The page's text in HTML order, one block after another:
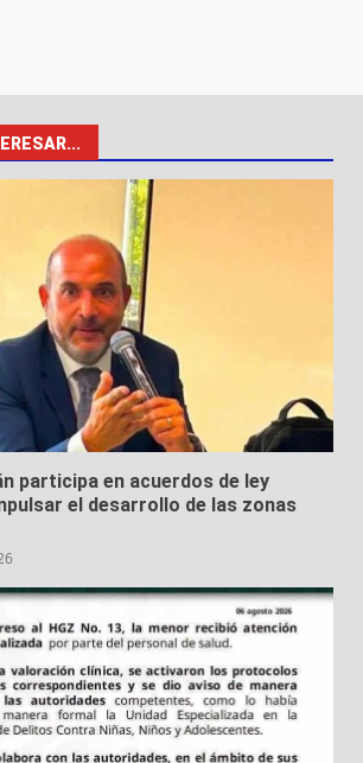
participa en acuerdos de ley
el desarrollo de las zonas